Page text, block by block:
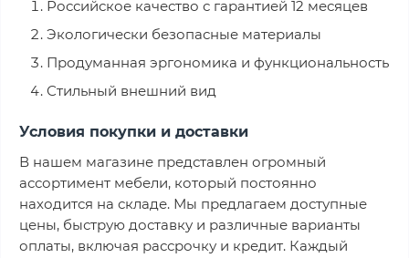
Российское качество с гарантией 12 месяцев
Экологически безопасные материалы
Продуманная эргономика и функциональность
Стильный внешний вид
Условия покупки и доставки
В нашем магазине представлен огромный
ассортимент мебели, который постоянно
находится на складе. Мы предлагаем доступные
цены, быструю доставку и различные варианты
оплаты, включая рассрочку и кредит. Каждый